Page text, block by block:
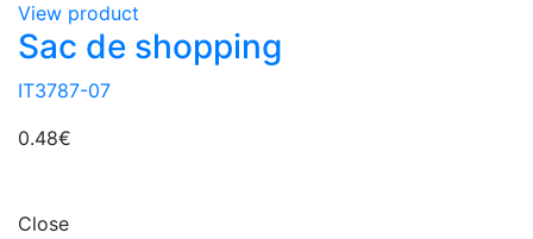
View product
Sac de shopping
IT3787-07
0.48€
Close